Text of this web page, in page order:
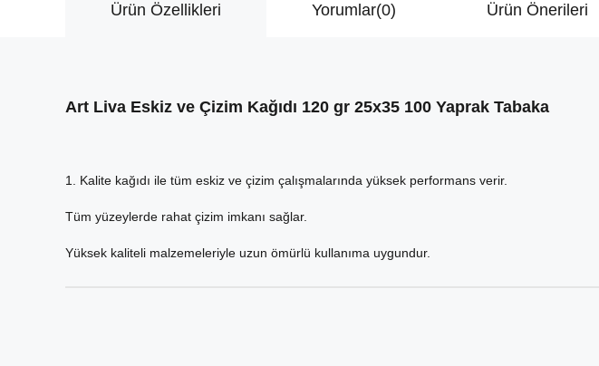
Ürün Özellikleri Yorumlar(0) Ürün Önerileri
Art Liva Eskiz ve Çizim Kağıdı 120 gr 25x35 100 Yaprak Tabaka
1. Kalite kağıdı ile tüm eskiz ve çizim çalışmalarında yüksek performans verir.
Tüm yüzeylerde rahat çizim imkanı sağlar.
Yüksek kaliteli malzemeleriyle uzun ömürlü kullanıma uygundur.